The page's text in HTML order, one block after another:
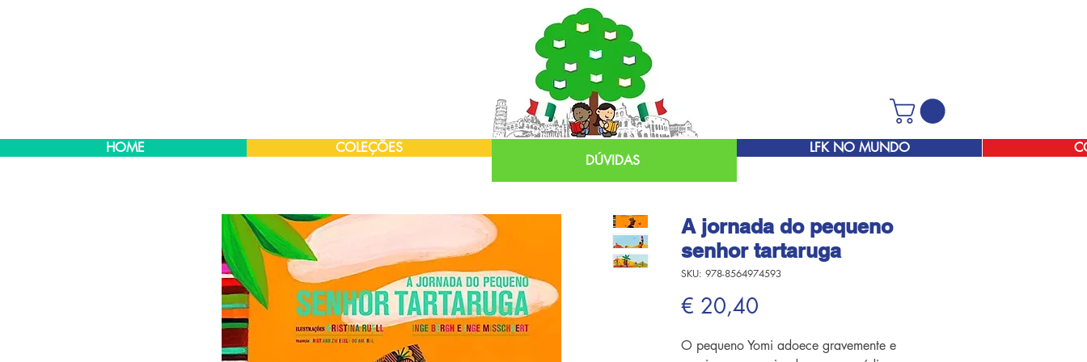
HOME COLEÇÕES
DÚVIDAS
LFK NO MUNDO
A jornada do pequeno
senhor tartaruga
SKU: 978-8564974593
€ 20,40
O pequeno Yomi adoece gravemente e